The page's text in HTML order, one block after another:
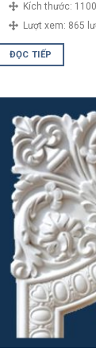
Kích thước:
Lượt xem: 865
ĐỌC TIẾP